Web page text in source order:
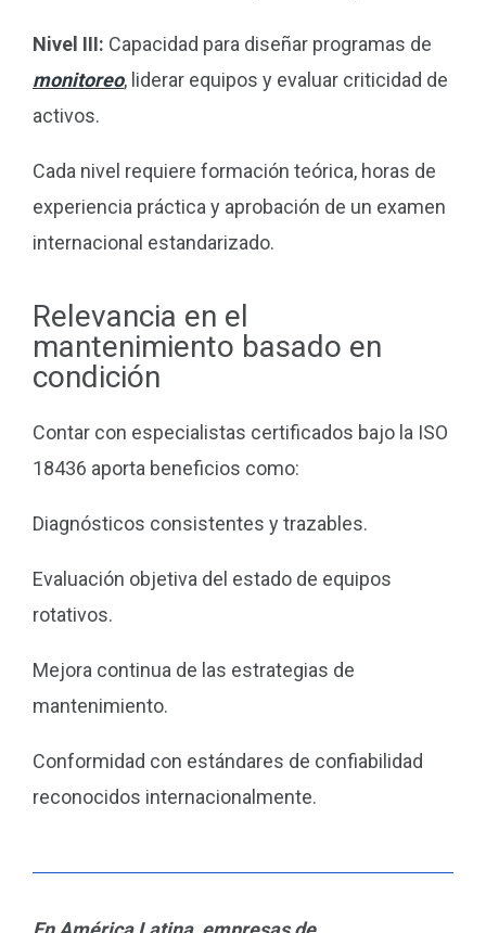
Nivel III: Capacidad para diseñar programas de
monitoreo, liderar equipos y evaluar criticidad de
activos.
Cada nivel requiere formación teórica, horas de
experiencia práctica y aprobación de un examen
internacional estandarizado.
Relevancia en el
mantenimiento basado en
condición
Contar con especialistas certificados bajo la ISO
18436 aporta beneficios como:
Diagnósticos consistentes y trazables.
Evaluación objetiva del estado de equipos
rotativos.
Mejora continua de las estrategias de
mantenimiento.
Conformidad con estándares de confiabilidad
reconocidos internacionalmente.